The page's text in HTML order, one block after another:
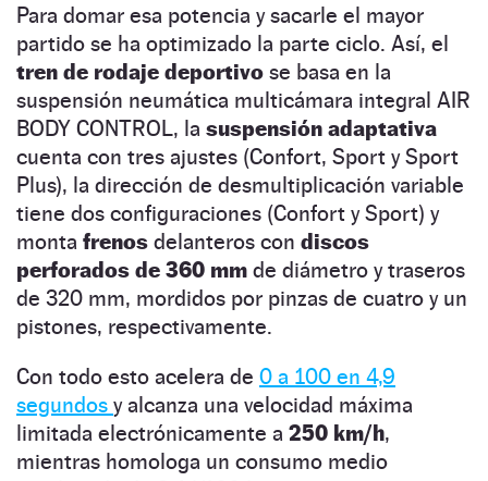
Para domar esa potencia y sacarle el mayor
partido se ha optimizado la parte ciclo. Así, el
tren de rodaje deportivo se basa en la
suspensión neumática multicámara integral AIR
BODY CONTROL, la suspensión adaptativa
cuenta con tres ajustes (Confort, Sport y Sport
Plus), la dirección de desmultiplicación variable
tiene dos configuraciones (Confort y Sport) y
monta frenos delanteros con discos
perforados de 360 mm de diámetro y traseros
de 320 mm, mordidos por pinzas de cuatro y un
pistones, respectivamente.
Con todo esto acelera de 0 a 100 en 4,9
segundos y alcanza una velocidad máxima
limitada electrónicamente a 250 km/h,
mientras homologa un consumo medio